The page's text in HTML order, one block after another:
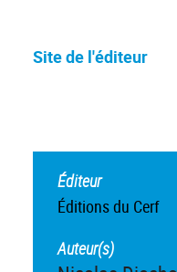
Site de l'éditeur
Éditeur
Éditions du Cerf
Auteur(s)